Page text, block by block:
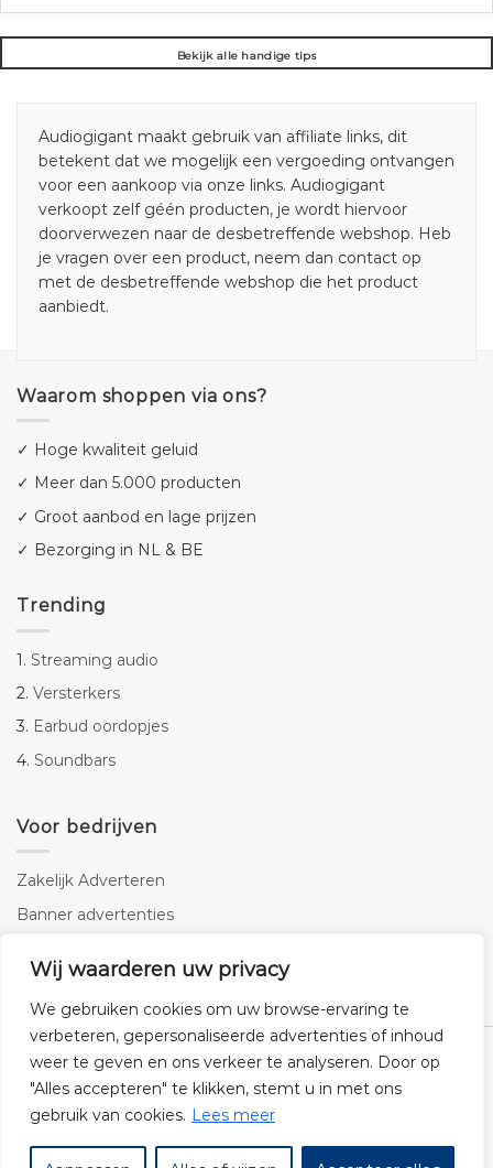
Wij waarderen uw privacy
We gebruiken cookies om uw browse-ervaring te
verbeteren, gepersonaliseerde advertenties of inhoud
weer te geven en ons verkeer te analyseren. Door op
"Alles accepteren" te klikken, stemt u in met ons
gebruik van cookies. Lees meer
Bekijk alle handige tips
Audiogigant maakt gebruik van affiliate links, dit
betekent dat we mogelijk een vergoeding ontvangen
voor een aankoop via onze links. Audiogigant
verkoopt zelf géén producten, je wordt hiervoor
doorverwezen naar de desbetreffende webshop. Heb
je vragen over een product, neem dan contact op
met de desbetreffende webshop die het product
aanbiedt.
Waarom shoppen via ons?
✓ Hoge kwaliteit geluid
✓ Meer dan 5.000 producten
✓ Groot aanbod en lage prijzen
✓ Bezorging in NL & BE
Trending
1. Streaming audio
2. Versterkers
3. Earbud oordopjes
4. Soundbars
Voor bedrijven
Zakelijk Adverteren
Banner advertenties
SEO copywriting